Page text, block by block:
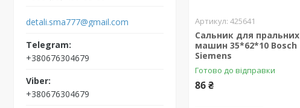
detali.sma777@gmail.com
+380676304679
+380676304679
425641
Сальник для пральних
машин 35*62*10 Bosch
Siemens
Готово до відправки
86 ₴